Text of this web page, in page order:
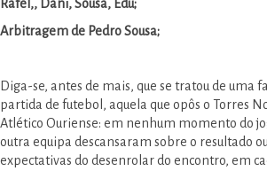
Rafel,, Dani, Sousa, Edu;
Arbitragem de Pedro Sousa;
Diga-se, antes de mais, que se tratou de uma
partida de futebol, aquela que opôs o Torres
Atlético Ouriense: em nenhum momento do
outra equipa descansaram sobre o resultado
expectativas do desenrolar do encontro, em